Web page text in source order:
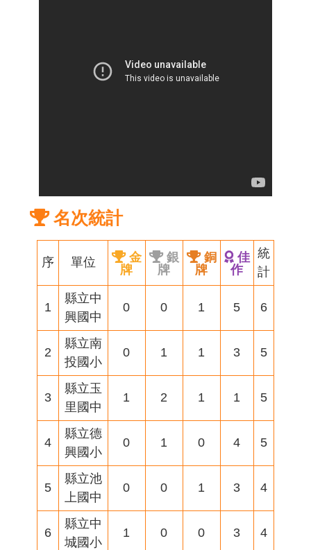
名次統計
序 單位
金
牌
銀
牌
銅
牌
佳
作
統
計
1
縣立中
興國中
0 0 1 5 6
2
縣立南
投國小
0 1 1 3 5
3
縣立玉
里國中
1 2 1 1 5
4
縣立德
興國小
0 1 0 4 5
5
縣立池
上國中
0 0 1 3 4
6
縣立中
城國小
1 0 0 3 4